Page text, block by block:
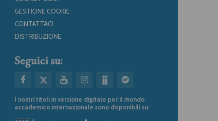
GESTIONE COOKIE
CONTATTACI
DISTRIBUZIONE
Seguici su:
I nostri titoli in versione digitale per il mondo
accademico internazionale sono disponibili su: